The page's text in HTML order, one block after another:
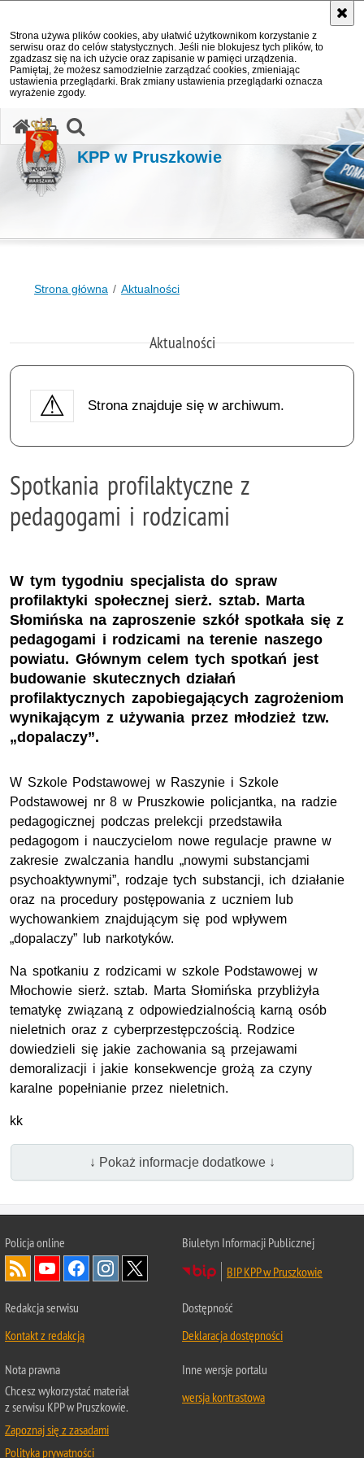
Strona używa plików cookies, aby ułatwić użytkownikom korzystanie z
serwisu oraz do celów statystycznych. Jeśli nie blokujesz tych plików, to
zgadzasz się na ich użycie oraz zapisanie w pamięci urządzenia.
Pamiętaj, że możesz samodzielnie zarządzać cookies, zmieniając
ustawienia przeglądarki. Brak zmiany ustawienia przeglądarki oznacza
wyrażenie zgody.
KPP w Pruszkowie
Strona główna Aktualności
Aktualności
Strona znajduje się w archiwum.
Spotkania profilaktyczne z
pedagogami i rodzicami
W tym tygodniu specjalista do spraw
profilaktyki społecznej sierż. sztab. Marta
Słomińska na zaproszenie szkół spotkała się z
pedagogami i rodzicami na terenie naszego
powiatu. Głównym celem tych spotkań jest
budowanie skutecznych działań
profilaktycznych zapobiegających zagrożeniom
wynikającym z używania przez młodzież tzw.
„dopalaczy”.
W Szkole Podstawowej w Raszynie i Szkole
Podstawowej nr 8 w Pruszkowie policjantka, na radzie
pedagogicznej podczas prelekcji przedstawiła
pedagogom i nauczycielom nowe regulacje prawne w
zakresie zwalczania handlu „nowymi substancjami
psychoaktywnymi”, rodzaje tych substancji, ich działanie
oraz na procedury postępowania z uczniem lub
wychowankiem znajdującym się pod wpływem
„dopalaczy” lub narkotyków.
Na spotkaniu z rodzicami w szkole Podstawowej w
Młochowie sierż. sztab. Marta Słomińska przybliżyła
tematykę związaną z odpowiedzialnością karną osób
nieletnich oraz z cyberprzestępczością. Rodzice
dowiedzieli się jakie zachowania są przejawami
demoralizacji i jakie konsekwencje grożą za czyny
karalne popełnianie przez nieletnich.
kk
↓ Pokaż informacje dodatkowe ↓
Policja online
Biuletyn Informacji Publicznej
BIP KPP w Pruszkowie
Redakcja serwisu
Kontakt z redakcją
Dostępność
Deklaracja dostępności
Nota prawna
Chcesz wykorzystać materiał
z serwisu KPP w Pruszkowie.
Zapoznaj się z zasadami
Polityka prywatności
Inne wersje portalu
wersja kontrastowa